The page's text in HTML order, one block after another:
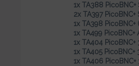
1x TA388
2x TA397
1x TA398
1x TA499
1x TA404
1x TA405
1x TA406